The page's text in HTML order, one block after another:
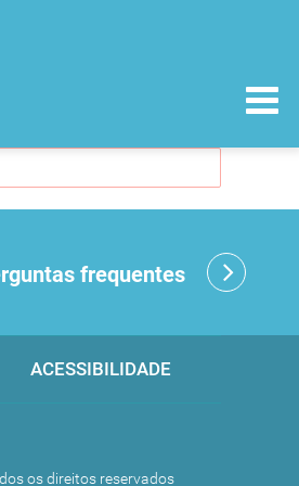
frequentes
ACESSIBILIDADE
os direitos reservados